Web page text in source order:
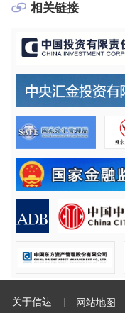
相关链接
关于信达 网站地图